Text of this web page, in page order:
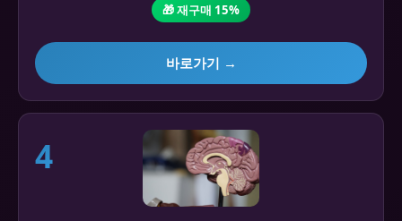
🎁 재구매 15%
바로가기 →
4